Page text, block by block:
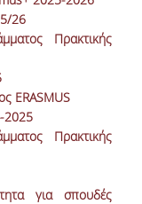
26
Πρακτικής
ERASMUS
2025
Πρακτικής
για σπουδές